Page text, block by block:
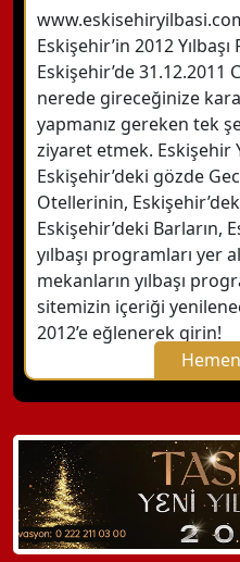
Eskişehir’in 2012
Eskişehir’de 31.12.2011
nerede gireceğinize
yapmanız gereken tek
ziyaret etmek. Eskişehir
Eskişehir’deki gözde
Otellerinin,
Eskişehir’deki Barların,
yılbaşı programları yer
mekanların yılbaşı
sitemizin içeriği
2012’e eğlenerek girin!
X
WhatsApp ile Bilgi
Hemen Arayın